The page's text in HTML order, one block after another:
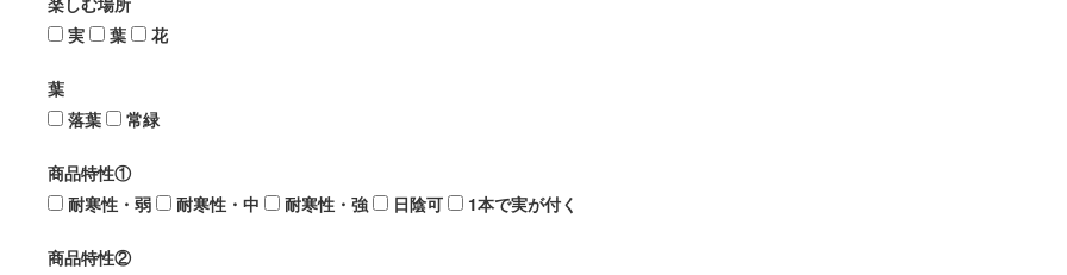
実
葉 花
葉
落葉
常緑
商品特性①
耐寒性・弱
耐寒性・中 耐寒性・強 日陰可 1本で実が付く
商品特性②